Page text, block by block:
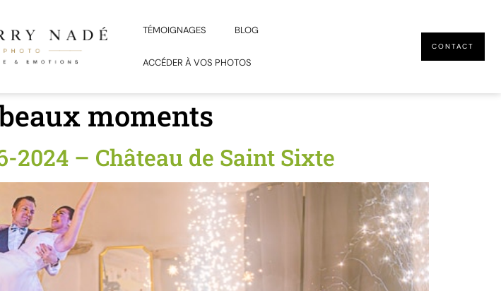
TÉMOIGNAGES BLOG
ACCÉDER À VOS PHOTOS
CONTACT
moments
– Château de Saint Sixte